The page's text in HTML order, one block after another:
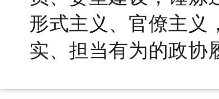
形式主义、官僚主义
实、担当有为的政协